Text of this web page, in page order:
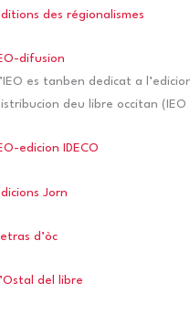
des régionalismes
difusion
es tanben dedicat a
deu libre occitan (IEO
edicion IDECO
Jorn
d’òc
del libre